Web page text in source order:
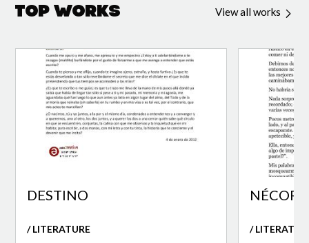
Top Works View all works
DESTINO
/ LITERATURE
/